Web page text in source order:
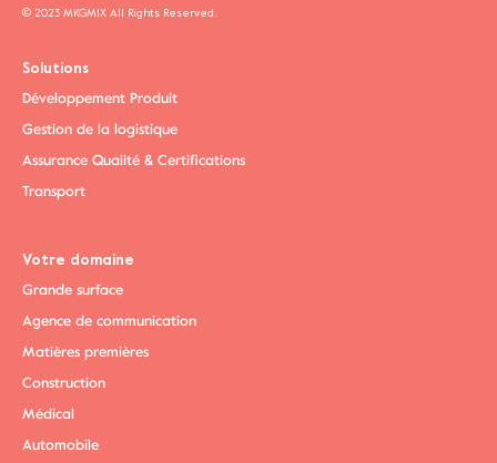
© 2023 MKGMIX All Rights Reserved.
Solutions
Développement Produit
Gestion de la logistique
Assurance Qualité & Certifications
Transport
Votre domaine
Grande surface
Agence de communication
Matières premières
Construction
Médical
Automobile